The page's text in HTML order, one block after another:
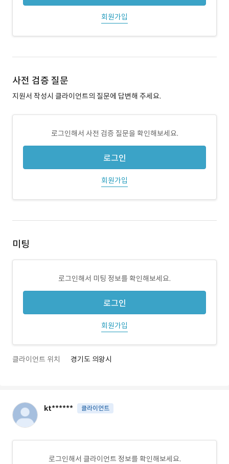
회원가입
사전 검증 질문
지원서 작성시 클라이언트의 질문에 답변해 주세요.
로그인해서 사전 검증 질문을 확인해보세요.
로그인
회원가입
미팅
로그인해서 미팅 정보를 확인해보세요.
로그인
회원가입
클라이언트 위치 경기도 의왕시
kt****** 클라이언트
로그인해서 클라이언트 정보를 확인해보세요.